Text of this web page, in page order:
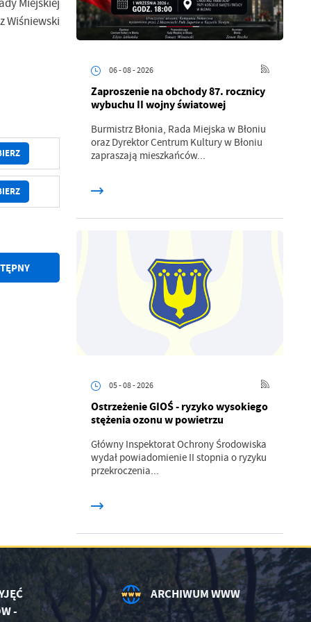
Wiśniewski
06 - 08 - 2026
Zaproszenie na obchody 87. rocznicy
wybuchu II wojny światowej
Burmistrz Błonia, Rada Miejska w Błoniu
oraz Dyrektor Centrum Kultury w Błoniu
zapraszają mieszkańców...
05 - 08 - 2026
Ostrzeżenie GIOŚ - ryzyko wysokiego
stężenia ozonu w powietrzu
Główny Inspektorat Ochrony Środowiska
wydał powiadomienie II stopnia o ryzyku
przekroczenia...
-
ARCHIWUM WWW